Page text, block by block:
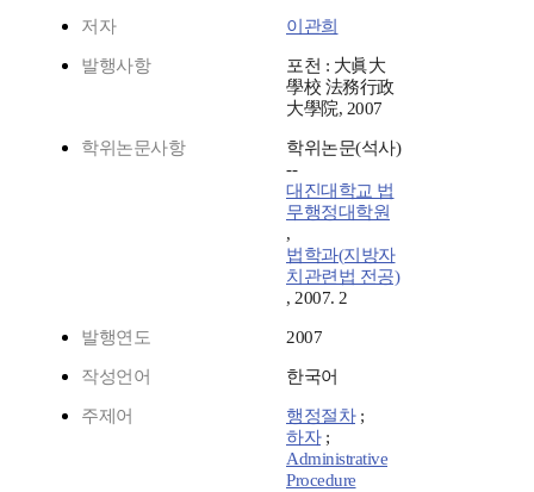
저자 이관희
발행사항
포천 : 大眞大
學校 法務行政
大學院, 2007
학위논문사항
학위논문(석사)
--
대진대학교 법
무행정대학원
,
법학과(지방자
치관련법 전공)
, 2007. 2
발행연도 2007
작성언어 한국어
주제어 행정절차;
하자;
Administrative
Procedure